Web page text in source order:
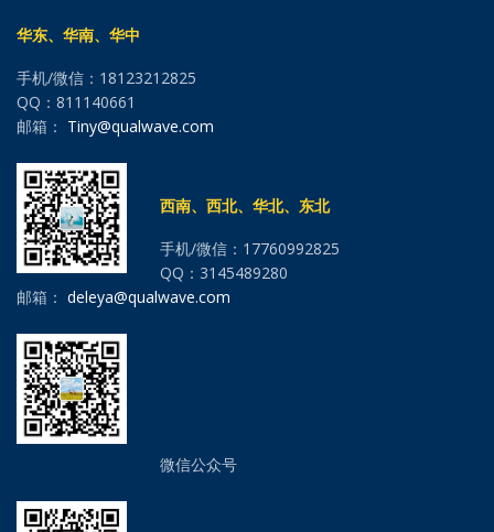
华东、华南、华中
手机/微信：18123212825
QQ：811140661
邮箱： Tiny@qualwave.com
西南、西北、华北、东北
手机/微信：17760992825
QQ：3145489280
邮箱： deleya@qualwave.com
微信公众号